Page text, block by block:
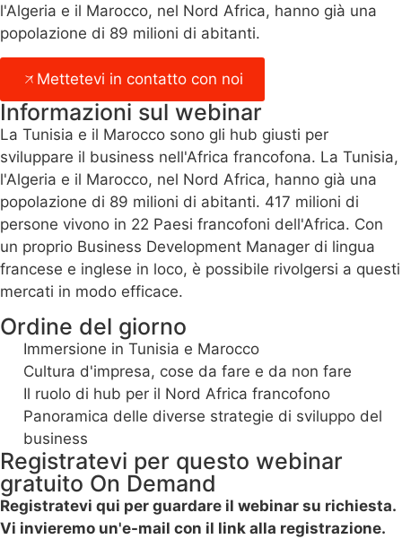
l'Algeria e il Marocco, nel Nord Africa, hanno già una
popolazione di 89 milioni di abitanti.
Mettetevi in contatto con noi
Informazioni sul webinar
La Tunisia e il Marocco sono gli hub giusti per
sviluppare il business nell'Africa francofona. La Tunisia,
l'Algeria e il Marocco, nel Nord Africa, hanno già una
popolazione di 89 milioni di abitanti. 417 milioni di
persone vivono in 22 Paesi francofoni dell'Africa. Con
un proprio Business Development Manager di lingua
francese e inglese in loco, è possibile rivolgersi a questi
mercati in modo efficace.
Ordine del giorno
Immersione in Tunisia e Marocco
Cultura d'impresa, cose da fare e da non fare
Il ruolo di hub per il Nord Africa francofono
Panoramica delle diverse strategie di sviluppo del
business
Registratevi per questo webinar
gratuito On Demand
Registratevi qui per guardare il webinar su richiesta.
Vi invieremo un'e-mail con il link alla registrazione.